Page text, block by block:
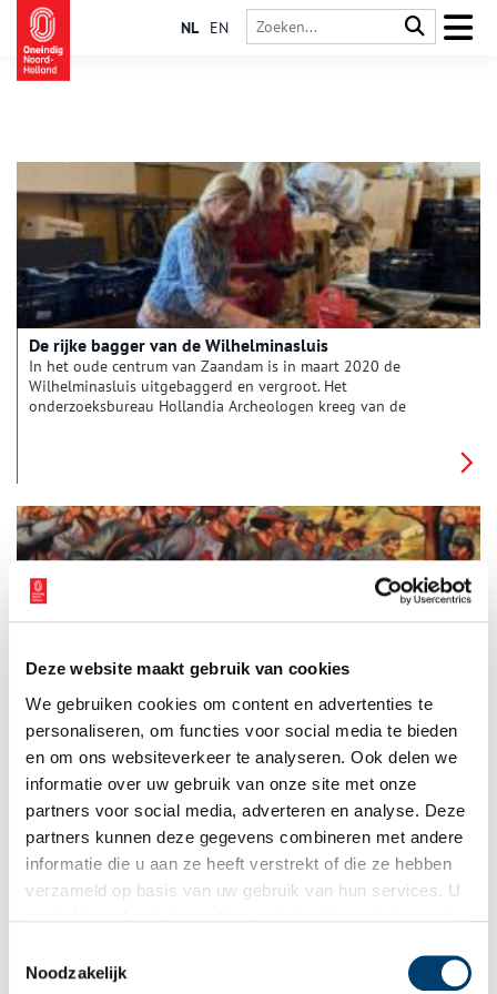
Deze website maakt gebruik van cookies
We gebruiken cookies om content en advertenties te
personaliseren, om functies voor social media te bieden
en om ons websiteverkeer te analyseren. Ook delen we
informatie over uw gebruik van onze site met onze
partners voor social media, adverteren en analyse. Deze
partners kunnen deze gegevens combineren met andere
informatie die u aan ze heeft verstrekt of die ze hebben
verzameld op basis van uw gebruik van hun services. U
Noodzakelijk
NL EN
De rijke bagger van de Wilhelminasluis
In het oude centrum van Zaandam is in maart 2020 de
Wilhelminasluis uitgebaggerd en vergroot. Het
onderzoeksbureau Hollandia Archeologen kreeg van de
vondsten en conserveerde en determineerde een deel daarvan.
Ook (Zaanse) amateurarcheologen, vrijwilligers en studenten
van diverse opleidingen hielpen een handje mee. Dat tijdens
de werkzaamheden ruim 400.000 vondsten uit de 15e tot en
met de 18e eeuw gevonden zouden worden, overtrof alle
verwachtingen.
Voetbalvereniging de Zouaven uit Lutjebroek heeft
voetbalhelden Frank en Ronald de Boer in de gelederen gehad.
Maar wist je dat die opmerkelijke clubnaam is afgeleid van een
heel ander soort strijders?